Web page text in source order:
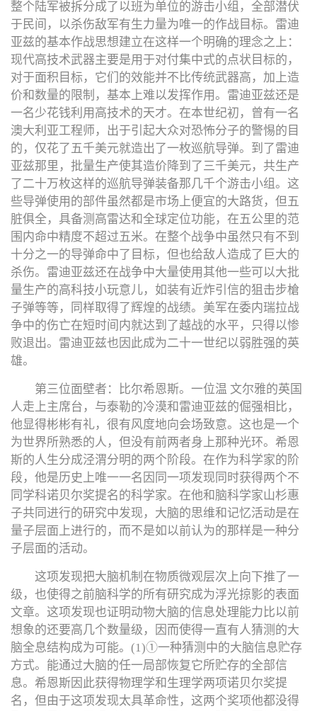
整个陆军被拆分成了以班为单位的游击小组，全部潜伏
于民间，以杀伤敌军有生力量为唯一的作战目标。雷迪
亚兹的基本作战思想建立在这样一个明确的理念之上：
现代高技术武器主要是用于对付集中式的点状目标的，
对于面积目标，它们的效能并不比传统武器高，加上造
价和数量的限制，基本上难以发挥作用。雷迪亚兹还是
一名少花钱利用高技术的天才。在本世纪初，曾有一名
澳大利亚工程师，出于引起大众对恐怖分子的警惕的目
的，仅花了五千美元就造出了一枚巡航导弹。到了雷迪
亚兹那里，批量生产使其造价降到了三千美元，共生产
了二十万枚这样的巡航导弹装备那几千个游击小组。这
些导弹使用的部件虽然都是市场上便宜的大路货，但五
脏俱全，具备测高雷达和全球定位功能，在五公里的范
围内命中精度不超过五米。在整个战争中虽然只有不到
十分之一的导弹命中了目标，但也给敌人造成了巨大的
杀伤。雷迪亚兹还在战争中大量使用其他一些可以大批
量生产的高科技小玩意儿，如装有近炸引信的狙击步槍
子弹等等，同样取得了辉煌的战绩。美军在委内瑞拉战
争中的伤亡在短时间内就达到了越战的水平，只得以惨
败退出。雷迪亚兹也因此成为二十一世纪以弱胜强的英
雄。
第三位面壁者：比尔希恩斯。一位温 文尔雅的英国
人走上主席台，与泰勒的冷漠和雷迪亚兹的倔强相比，
他显得彬彬有礼，很有风度地向会场致意。这也是一个
为世界所熟悉的人，但没有前两者身上那种光环。希恩
斯的人生分成泾渭分明的两个阶段。在作为科学家的阶
段，他是历史上唯一一名因同一项发现同时获得两个不
同学科诺贝尔奖提名的科学家。在他和脑科学家山杉惠
子共同进行的研究中发现，大脑的思维和记忆活动是在
量子层面上进行的，而不是如以前认为的那样是一种分
子层面的活动。
这项发现把大脑机制在物质微观层次上向下推了一
级，也使得之前脑科学的所有研究成为浮光掠影的表面
文章。这项发现也证明动物大脑的信息处理能力比以前
想象的还要高几个数量级，因而使得一直有人猜测的大
脑全息结构成为可能。(1)①一种猜测中的大脑信息贮存
方式。能通过大脑的任一局部恢复它所贮存的全部信
息。希恩斯因此获得物理学和生理学两项诺贝尔奖提
名，但由于这项发现太具革命性，这两个奖项他都没得